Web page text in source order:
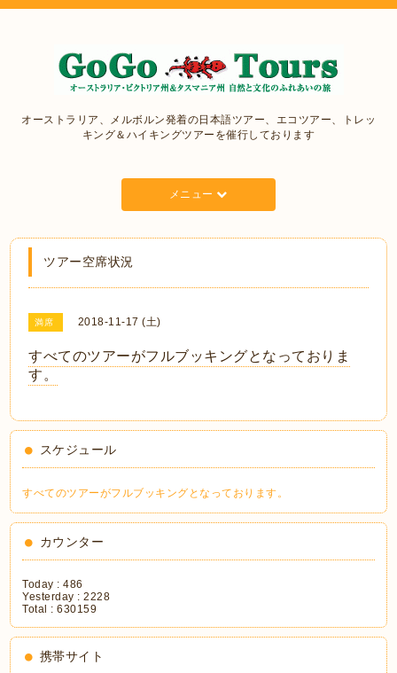
オーストラリア、メルボルン発着の日本語ツアー、エコツアー、トレッ
キング＆ハイキングツアーを催行しております
メニュー
ツアー空席状況
満席 2018-11-17 (土)
すべてのツアーがフルブッキングとなっておりま
す。
スケジュール
すべてのツアーがフルブッキングとなっております。
カウンター
Today :486
Yesterday :2228
Total :630159
携帯サイト